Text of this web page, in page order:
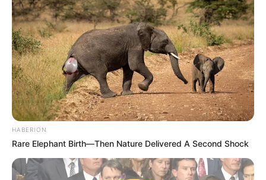
HABERION
Rare Elephant Birth—Then Nature Delivered A Second Shock